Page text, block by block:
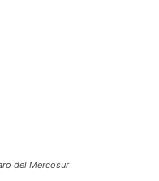
del Mercosur